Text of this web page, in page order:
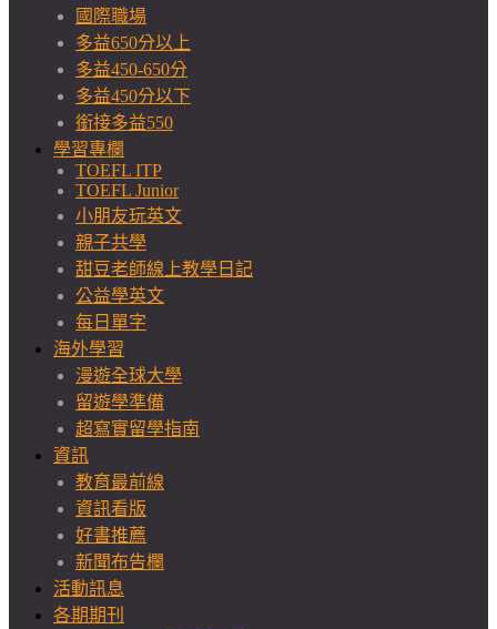
國際職場
多益650分以上
多益450-650分
多益450分以下
銜接多益550
學習專欄
TOEFL ITP
TOEFL Junior
小朋友玩英文
親子共學
甜豆老師線上教學日記
公益學英文
每日單字
海外學習
漫遊全球大學
留遊學準備
超寫實留學指南
資訊
教育最前線
資訊看版
好書推薦
新聞布告欄
活動訊息
各期期刊